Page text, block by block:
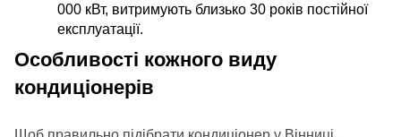
000 кВт, витримують близько 30 років постійної
експлуатації.
Особливості кожного виду
кондиціонерів